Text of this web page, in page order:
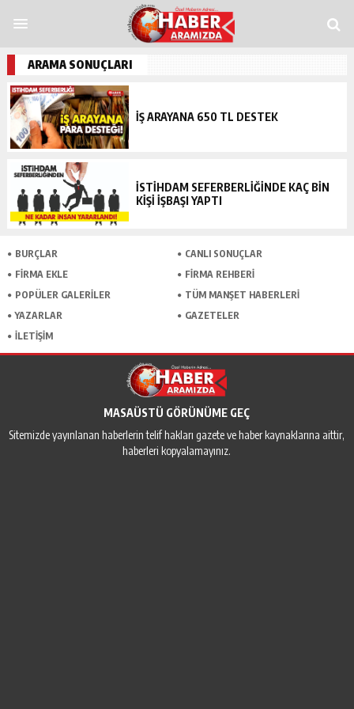
funbahistümbetbetosfer
ARAMA SONUÇLARI
İŞ ARAYANA 650 TL DESTEK
İSTIHDAM SEFERBERLIĞINDE KAÇ BIN
KIŞI İŞBAŞI YAPTI
BURÇLAR
CANLI SONUÇLAR
FİRMA EKLE
FİRMA REHBERİ
POPÜLER GALERİLER
TÜM MANŞET HABERLERİ
YAZARLAR
GAZETELER
İLETİŞİM
MASAÜSTÜ GÖRÜNÜME GEÇ
Sitemizde yayınlanan haberlerin telif hakları gazete ve haber kaynaklarına aittir,
haberleri kopyalamayınız.